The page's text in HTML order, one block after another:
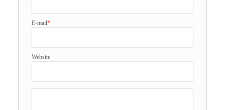
E-mail*
Website